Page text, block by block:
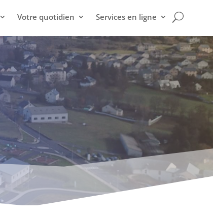
Votre quotidien Services en ligne